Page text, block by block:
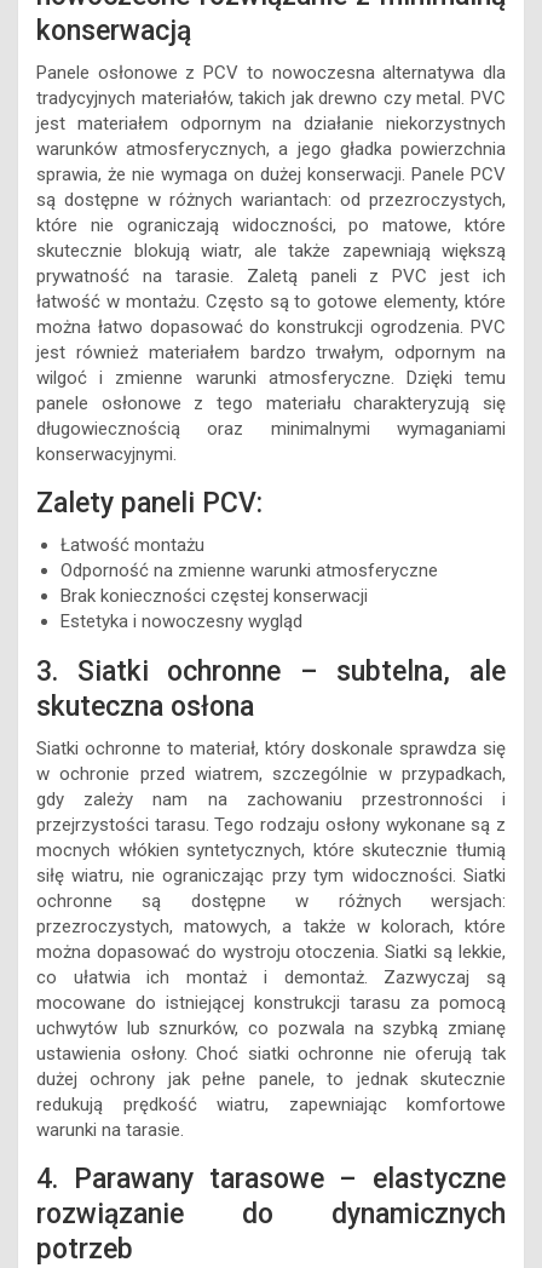
konserwacją
Panele osłonowe z PCV to nowoczesna alternatywa dla
tradycyjnych materiałów, takich jak drewno czy metal. PVC
jest materiałem odpornym na działanie niekorzystnych
warunków atmosferycznych, a jego gładka powierzchnia
sprawia, że nie wymaga on dużej konserwacji. Panele PCV
są dostępne w różnych wariantach: od przezroczystych,
które nie ograniczają widoczności, po matowe, które
skutecznie blokują wiatr, ale także zapewniają większą
prywatność na tarasie. Zaletą paneli z PVC jest ich
łatwość w montażu. Często są to gotowe elementy, które
można łatwo dopasować do konstrukcji ogrodzenia. PVC
jest również materiałem bardzo trwałym, odpornym na
wilgoć i zmienne warunki atmosferyczne. Dzięki temu
panele osłonowe z tego materiału charakteryzują się
długowiecznością oraz minimalnymi wymaganiami
konserwacyjnymi.
Zalety paneli PCV:
Łatwość montażu
Odporność na zmienne warunki atmosferyczne
Brak konieczności częstej konserwacji
Estetyka i nowoczesny wygląd
3. Siatki ochronne – subtelna, ale
skuteczna osłona
Siatki ochronne to materiał, który doskonale sprawdza się
w ochronie przed wiatrem, szczególnie w przypadkach,
gdy zależy nam na zachowaniu przestronności i
przejrzystości tarasu. Tego rodzaju osłony wykonane są z
mocnych włókien syntetycznych, które skutecznie tłumią
siłę wiatru, nie ograniczając przy tym widoczności. Siatki
ochronne są dostępne w różnych wersjach:
przezroczystych, matowych, a także w kolorach, które
można dopasować do wystroju otoczenia. Siatki są lekkie,
co ułatwia ich montaż i demontaż. Zazwyczaj są
mocowane do istniejącej konstrukcji tarasu za pomocą
uchwytów lub sznurków, co pozwala na szybką zmianę
ustawienia osłony. Choć siatki ochronne nie oferują tak
dużej ochrony jak pełne panele, to jednak skutecznie
redukują prędkość wiatru, zapewniając komfortowe
warunki na tarasie.
4. Parawany tarasowe – elastyczne
rozwiązanie do dynamicznych
potrzeb